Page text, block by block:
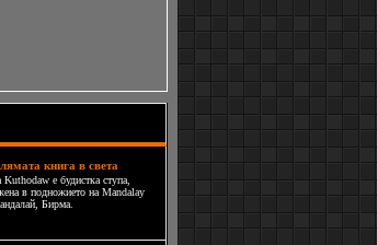
книга в света
Kuthodaw е будистка ступа,
в подножието на Mandalay
Бирма.